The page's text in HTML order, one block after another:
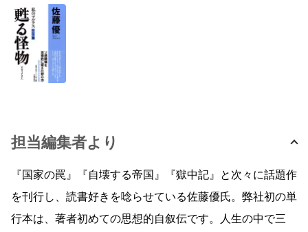
担当編集者より
『国家の罠』『自壊する帝国』『獄中記』と次々に話題作
を刊行し、読書好きを唸らせている佐藤優氏。弊社初の単
行本は、著者初めての思想的自叙伝です。人生の中で三